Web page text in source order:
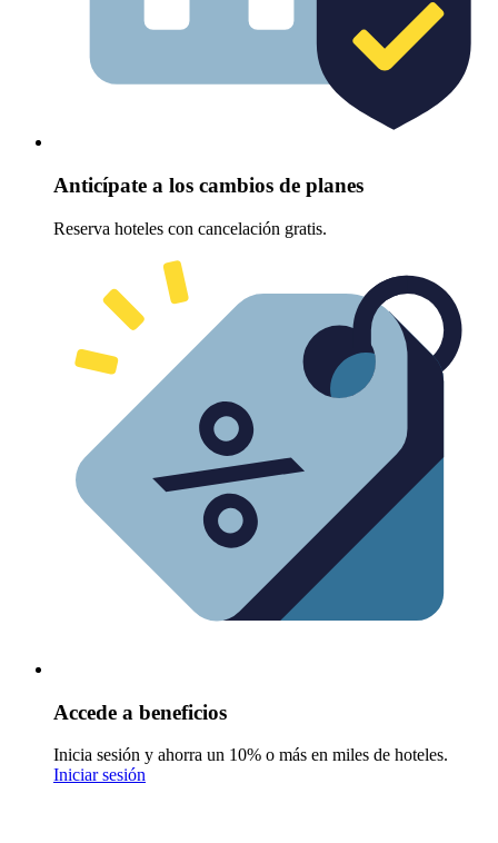
Anticípate a los cambios de planes
Reserva hoteles con cancelación gratis.
Accede a beneficios
Inicia sesión y ahorra un 10% o más en miles de hoteles.
Iniciar sesión